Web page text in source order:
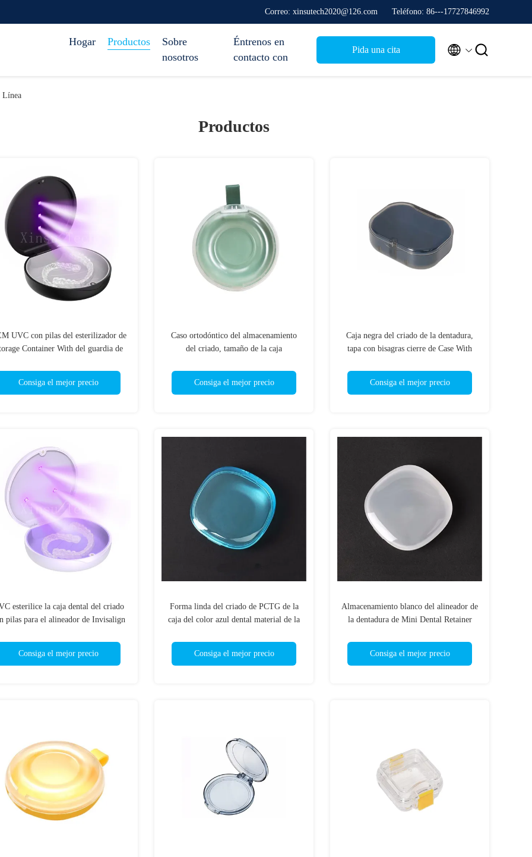
Correo: xinsutech2020@126.com Teléfono: 86---17727846992
Hogar Productos
Sobre
nosotros
Éntrenos en
contacto con
Pida una cita  
Línea
Productos
UVC con pilas del esterilizador de
Container With del guardia de
Consiga el mejor precio
Caso ortodóntico del almacenamiento
del criado, tamaño de la caja
Consiga el mejor precio
Caja negra del criado de la dentadura,
tapa con bisagras cierre de Case With
Consiga el mejor precio
esterilice la caja dental del criado
pilas para el alineador de Invisalign
Consiga el mejor precio
Forma linda del criado de PCTG de la
caja del color azul dental material de la
Consiga el mejor precio
Almacenamiento blanco del alineador de
la dentadura de Mini Dental Retainer
Consiga el mejor precio